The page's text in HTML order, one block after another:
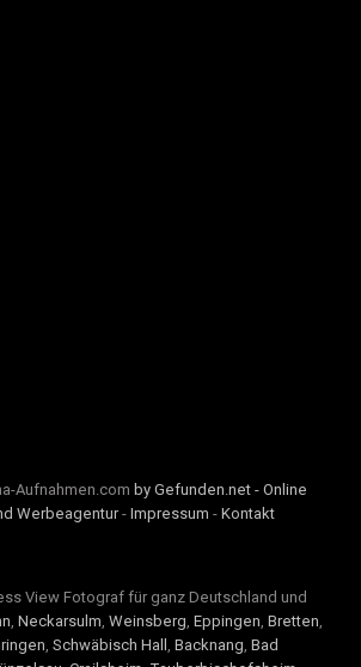
Aufnahmen.com by Gefunden.net - Online
Werbeagentur- Impressum - Kontakt
View Fotograf für ganz Deutschland und
Neckarsulm Weinsberg Eppingen Bretten
Schwäbisch Hall Backnang Bad